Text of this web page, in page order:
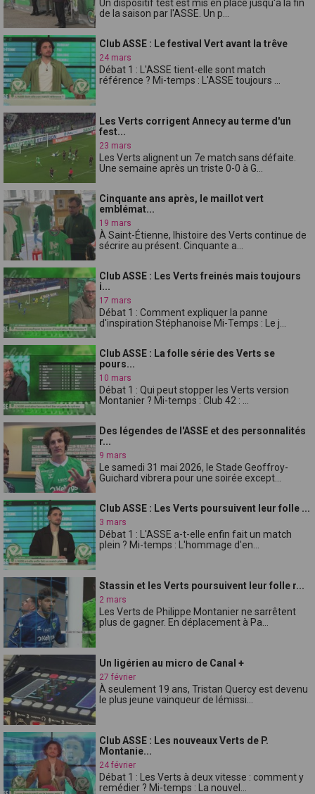
Un dispositif test est mis en place jusqu'à la fin
de la saison par l'ASSE. Un p...
Club ASSE : Le festival Vert avant la trêve
24 mars
Débat 1 : L'ASSE tient-elle sont match
référence ? Mi-temps : L'ASSE toujours ...
Les Verts corrigent Annecy au terme d'un
fest...
23 mars
Les Verts alignent un 7e match sans défaite.
Une semaine après un triste 0-0 à G...
Cinquante ans après, le maillot vert
emblémat...
19 mars
À Saint-Étienne, lhistoire des Verts continue de
sécrire au présent. Cinquante a...
Club ASSE : Les Verts freinés mais toujours
i...
17 mars
Débat 1 : Comment expliquer la panne
d'inspiration Stéphanoise Mi-Temps : Le j...
Club ASSE : La folle série des Verts se
pours...
10 mars
Débat 1 : Qui peut stopper les Verts version
Montanier ? Mi-temps : Club 42 : ...
Des légendes de l'ASSE et des personnalités
r...
9 mars
Le samedi 31 mai 2026, le Stade Geoffroy-
Guichard vibrera pour une soirée except...
Club ASSE : Les Verts poursuivent leur folle ...
3 mars
Débat 1 : L'ASSE a-t-elle enfin fait un match
plein ? Mi-temps : L'hommage d'en...
Stassin et les Verts poursuivent leur folle r...
2 mars
Les Verts de Philippe Montanier ne sarrêtent
plus de gagner. En déplacement à Pa...
Un ligérien au micro de Canal +
27 février
À seulement 19 ans, Tristan Quercy est devenu
le plus jeune vainqueur de lémissi...
Club ASSE : Les nouveaux Verts de P.
Montanie...
24 février
Débat 1 : Les Verts à deux vitesse : comment y
remédier ? Mi-temps : La nouvel...